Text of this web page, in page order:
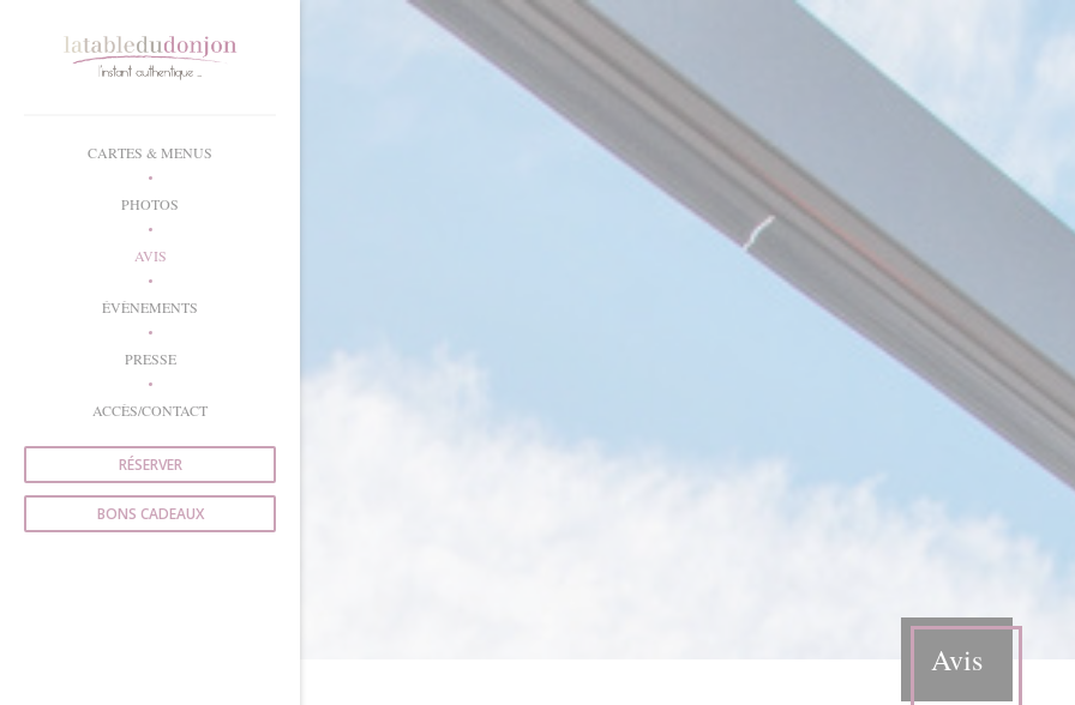
Personnalisation de vos choix en matière de cookies
CARTES & MENUS
PHOTOS
AVIS
ÉVÈNEMENTS
PRESSE
ACCÈS/CONTACT
RÉSERVER
BONS CADEAUX
Avis